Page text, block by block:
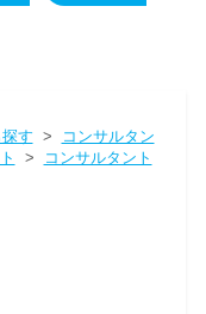
す >
コンサルタン
>
コンサルタント